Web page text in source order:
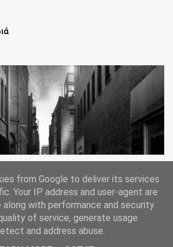
from Google to deliver its services
Your IP address and user-agent are
along with performance and security
of service, generate usage
and address abuse.